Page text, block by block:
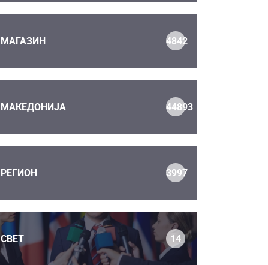
МАГАЗИН 4842
МАКЕДОНИЈА 44893
РЕГИОН 3997
СВЕТ 14